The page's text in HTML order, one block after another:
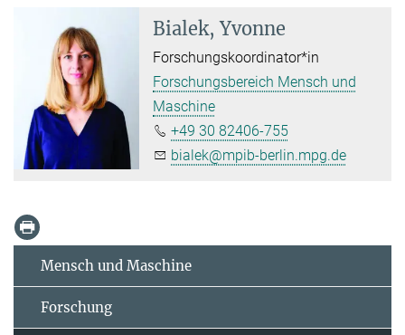
Bialek, Yvonne
Forschungskoordinator*in
Forschungsbereich Mensch und
Maschine
+49 30 82406-755
bialek@mpib-berlin.mpg.de
Mensch und Maschine
Forschung